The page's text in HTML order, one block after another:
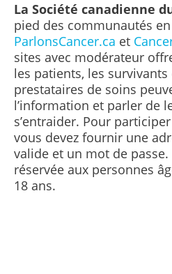
La Société canadienne
pied des communautés
ParlonsCancer.ca et
sites avec modérateur
les patients, les
prestataires de soins
l’information et parler de
s’entraider. Pour
vous devez fournir une
valide et un mot de passe.
réservée aux personnes
18 ans.